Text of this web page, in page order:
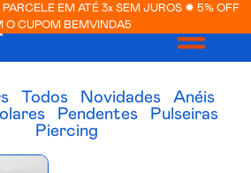
EM ATÉ 3x SEM JUROS ✹ 5% OFF
O CUPOM BEMVINDA5
Todos Novidades
Anéis
Pendentes
Pulseiras
Piercing